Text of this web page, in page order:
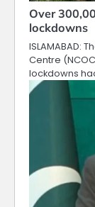
Over
lockdowns
ISLAMABAD:
Centre
lockdowns